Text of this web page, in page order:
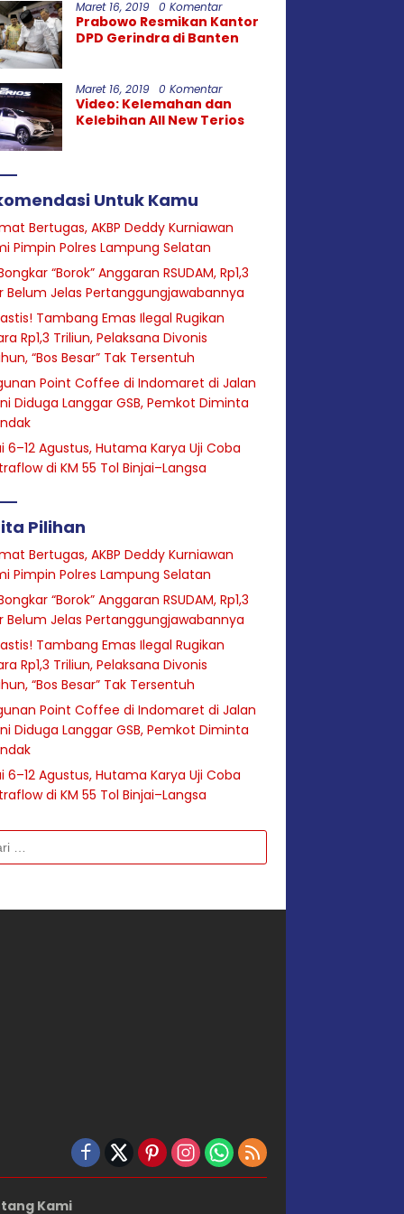
Maret 16, 2019 0 Komentar
Prabowo Resmikan Kantor
DPD Gerindra di Banten
Maret 16, 2019 0 Komentar
Video: Kelemahan dan
Kelebihan All New Terios
Untuk Kamu
Bertugas, AKBP Deddy Kurniawan
Pimpin Polres Lampung Selatan
“Borok” Anggaran RSUDAM, Rp1,3
Belum Jelas Pertanggungjawabannya
Tambang Emas Ilegal Rugikan
Rp1,3 Triliun, Pelaksana Divonis
“Bos Besar” Tak Tersentuh
Point Coffee di Indomaret di Jalan
Diduga Langgar GSB, Pemkot Diminta
6–12 Agustus, Hutama Karya Uji Coba
di KM 55 Tol Binjai–Langsa
Pilihan
Bertugas, AKBP Deddy Kurniawan
Pimpin Polres Lampung Selatan
“Borok” Anggaran RSUDAM, Rp1,3
Belum Jelas Pertanggungjawabannya
Tambang Emas Ilegal Rugikan
Rp1,3 Triliun, Pelaksana Divonis
“Bos Besar” Tak Tersentuh
Point Coffee di Indomaret di Jalan
Diduga Langgar GSB, Pemkot Diminta
6–12 Agustus, Hutama Karya Uji Coba
di KM 55 Tol Binjai–Langsa
Kami